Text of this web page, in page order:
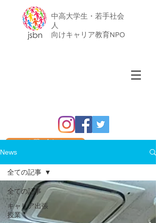
中高大学生・若手社会
人
​向けキャリア教育NPO
お問い合わせ
News
全ての記事
キャリア出張
授業
全ての記事